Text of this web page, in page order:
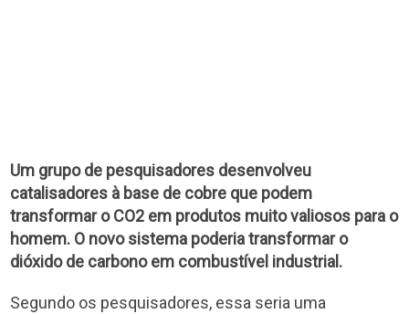
Um grupo de pesquisadores desenvolveu
catalisadores à base de cobre que podem
transformar o CO2 em produtos muito valiosos para o
homem. O novo sistema poderia transformar o
dióxido de carbono em combustível industrial.
Segundo os pesquisadores, essa seria uma